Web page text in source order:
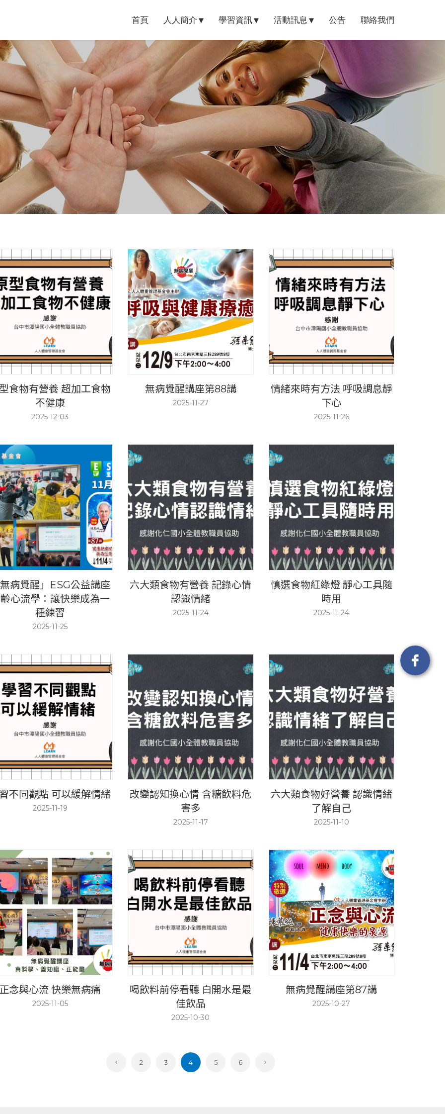
首頁 人人簡介 學習資訊 活動訊息 公告 聯絡我們
食物有營養 超加工食物
不健康
2025-12-03
無病覺醒講座第88講
2025-11-27
情緒來時有方法 呼吸調息靜
下心
2025-11-26
病覺醒」ESG公益講座
心流學：讓快樂成為一
種練習
2025-11-25
六大類食物有營養 記錄心情
認識情緒
2025-11-24
慎選食物紅綠燈 靜心工具隨
時用
2025-11-24
不同觀點 可以緩解情緒
2025-11-19
改變認知換心情 含糖飲料危
害多
2025-11-17
六大類食物好營養 認識情緒
了解自己
2025-11-10
念與心流 快樂無病痛
2025-11-05
喝飲料前停看聽 白開水是最
佳飲品
2025-10-30
無病覺醒講座第87講
2025-10-27
2 3 4 5 6